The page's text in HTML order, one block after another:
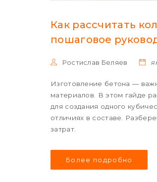
Как рассчитать
пошаговое
Ростислав Беляев
Изготовление бетона —
материалов. В этом гайде
для создания одного
отличиях в составе.
затрат.
Более подробно